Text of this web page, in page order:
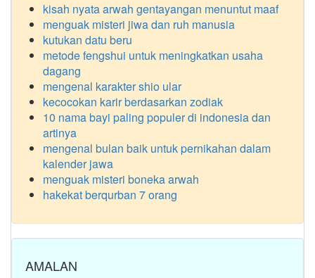
kisah nyata arwah gentayangan menuntut maaf
menguak misteri jiwa dan ruh manusia
kutukan datu beru
metode fengshui untuk meningkatkan usaha
dagang
mengenal karakter shio ular
kecocokan karir berdasarkan zodiak
10 nama bayi paling populer di indonesia dan
artinya
mengenal bulan baik untuk pernikahan dalam
kalender jawa
menguak misteri boneka arwah
hakekat berqurban 7 orang
AMALAN